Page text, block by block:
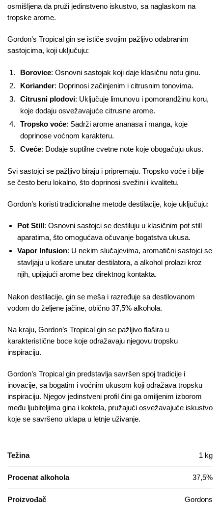
osmišljena da pruži jedinstveno iskustvo, sa naglaskom na
tropske arome.
Gordon’s Tropical gin se ističe svojim pažljivo odabranim
sastojcima, koji uključuju:
Borovice: Osnovni sastojak koji daje klasičnu notu ginu.
Koriander: Doprinosi začinjenim i citrusnim tonovima.
Citrusni plodovi: Uključuje limunovu i pomorandžinu koru,
koje dodaju osvežavajuće citrusne arome.
Tropsko voće: Sadrži arome ananasa i manga, koje
doprinose voćnom karakteru.
Cveće: Dodaje suptilne cvetne note koje obogaćuju ukus.
Svi sastojci se pažljivo biraju i pripremaju. Tropsko voće i bilje
se često beru lokalno, što doprinosi svežini i kvalitetu.
Gordon’s koristi tradicionalne metode destilacije, koje uključuju:
Pot Still: Osnovni sastojci se destiluju u klasičnim pot still
aparatima, što omogućava očuvanje bogatstva ukusa.
Vapor Infusion: U nekim slučajevima, aromatični sastojci se
stavljaju u košare unutar destilatora, a alkohol prolazi kroz
njih, upijajući arome bez direktnog kontakta.
Nakon destilacije, gin se meša i razređuje sa destilovanom
vodom do željene jačine, obično 37,5% alkohola.
Na kraju, Gordon’s Tropical gin se pažljivo flašira u
karakteristične boce koje odražavaju njegovu tropsku
inspiraciju.
Gordon’s Tropical gin predstavlja savršen spoj tradicije i
inovacije, sa bogatim i voćnim ukusom koji odražava tropsku
inspiraciju. Njegov jedinstveni profil čini ga omiljenim izborom
među ljubiteljima gina i koktela, pružajući osvežavajuće iskustvo
koje se savršeno uklapa u letnje uživanje.
Težina 1 kg
Procenat alkohola 37,5%
Proizvođač Gordons